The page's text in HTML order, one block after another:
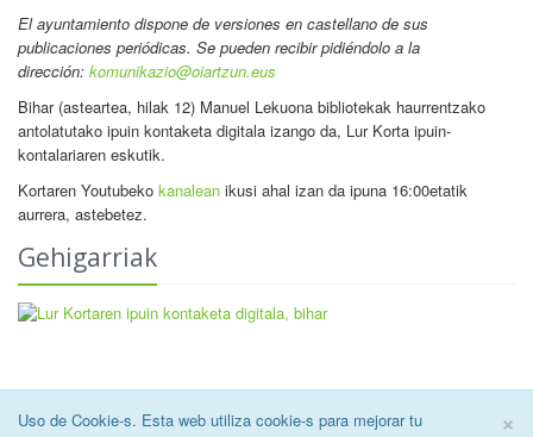
×
Uso de Cookie-s. Esta web utiliza cookie-s para mejorar tu
El ayuntamiento dispone de versiones en castellano de sus
publicaciones periódicas. Se pueden recibir pidiéndolo a la
dirección: komunikazio@oiartzun.eus
Bihar (asteartea, hilak 12) Manuel Lekuona bibliotekak haurrentzako
antolatutako ipuin kontaketa digitala izango da, Lur Korta ipuin-
kontalariaren eskutik.
Kortaren Youtubeko kanalean ikusi ahal izan da ipuna 16:00etatik
aurrera, astebetez.
Gehigarriak
2026 © Oiartzungo Udala. Lege Oharra | Erabilerreztasuna